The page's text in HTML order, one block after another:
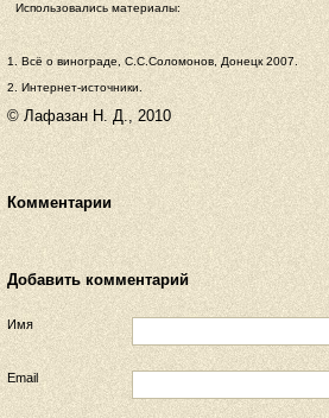
Использовались материалы:
1. Всё о винограде, С.С.Соломонов, Донецк 2007.
2. Интернет-источники.
© Лафазан Н. Д., 2010
Комментарии
Добавить комментарий
Имя
Email